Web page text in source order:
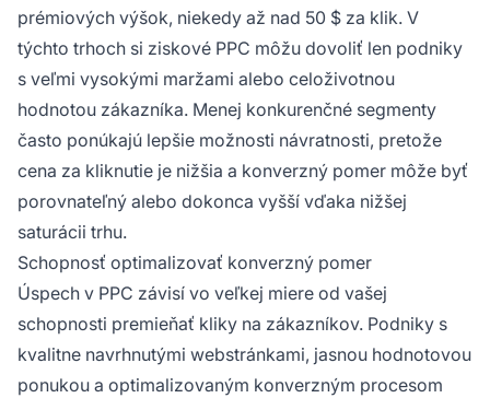
prémiových výšok, niekedy až nad 50 $ za klik. V
týchto trhoch si ziskové PPC môžu dovoliť len podniky
s veľmi vysokými maržami alebo celoživotnou
hodnotou zákazníka. Menej konkurenčné segmenty
často ponúkajú lepšie možnosti návratnosti, pretože
cena za kliknutie je nižšia a konverzný pomer môže byť
porovnateľný alebo dokonca vyšší vďaka nižšej
saturácii trhu.
Schopnosť optimalizovať konverzný pomer
Úspech v PPC závisí vo veľkej miere od vašej
schopnosti premieňať kliky na zákazníkov. Podniky s
kvalitne navrhnutými webstránkami, jasnou hodnotovou
ponukou a optimalizovaným konverzným procesom